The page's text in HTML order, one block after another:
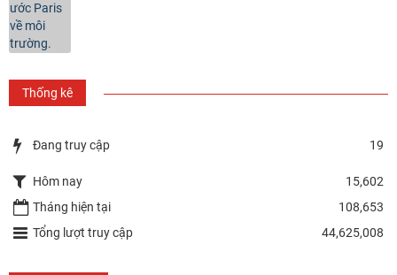
Thống kê
Đang truy cập 19
Hôm nay
15,602
Tháng hiện tại
108,653
Tổng lượt truy cập
44,625,008